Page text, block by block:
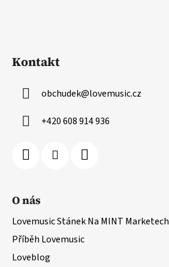
Kontakt
obchudek@lovemusic.cz
+420 608 914 936
O nás
Lovemusic Stánek Na MINT Marketech
Příběh Lovemusic
Loveblog